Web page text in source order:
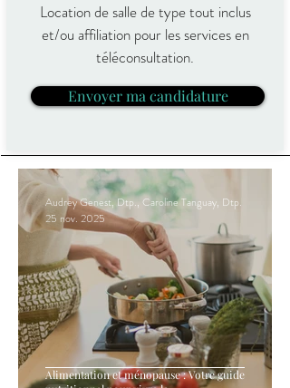
Location de salle de type tout inclus
et/ou affiliation pour les services en
téléconsultation.
Envoyer ma candidature
Alimentation et ménopause : Votre guide
Audrey Genest, Dtp., Caroline Tanguay, Dtp.
25 nov. 2025